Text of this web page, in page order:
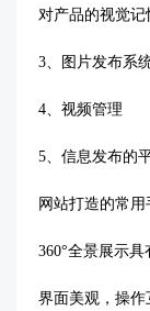
对产品的视觉记
3、图片发布系
4、视频管理
5、信息发布的
网站打造的常用
360°全景展示
界面美观，操作